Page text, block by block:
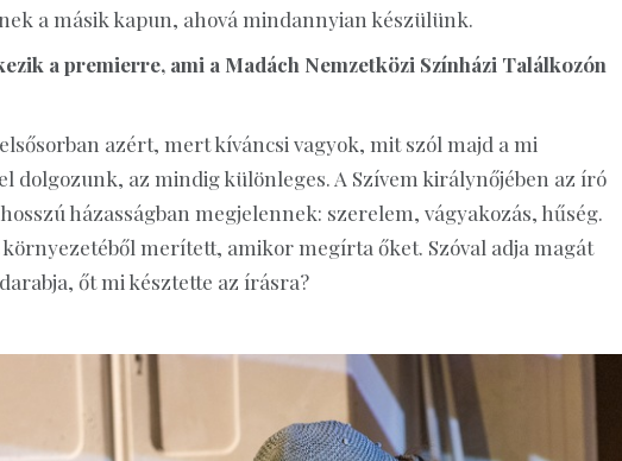
a másik kapun, ahová mindannyian készülünk.
a premierre, ami a Madách Nemzetközi Színházi Találkozón
azért, mert kíváncsi vagyok, mit szól majd a mi
dolgozunk, az mindig különleges. A Szívem királynőjében az író
házasságban megjelennek: szerelem, vágyakozás, hűség.
merített, amikor megírta őket. Szóval adja magát
őt mi késztette az írásra?